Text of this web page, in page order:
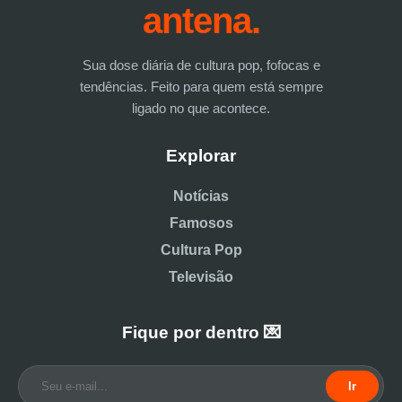
antena.
Sua dose diária de cultura pop, fofocas e
tendências. Feito para quem está sempre
ligado no que acontece.
Explorar
Notícias
Famosos
Cultura Pop
Televisão
Fique por dentro 💌
Ir